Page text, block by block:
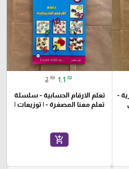
-
2 ₪ 1.1 ₪
تعلم الارقام الحسابية - سلسلة
تعلم معنا المصغرة - | توزيعات |
add_shopping_cart